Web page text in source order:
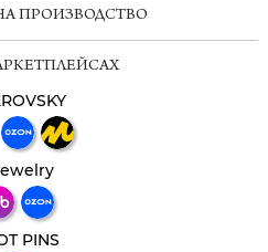
ПРОИЗВОДСТВО
PINS